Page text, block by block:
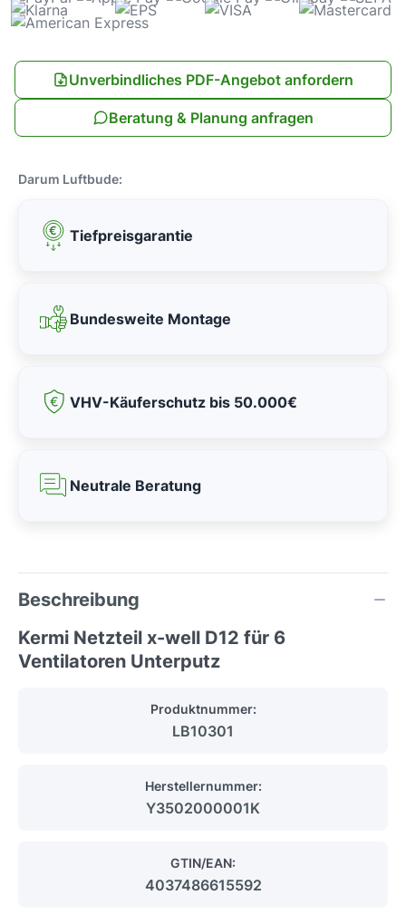
Unverbindliches PDF-Angebot anfordern
Beratung & Planung anfragen
Darum Luftbude:
Tiefpreisgarantie
Bundesweite Montage
VHV-Käuferschutz bis 50.000€
Neutrale Beratung
Beschreibung
Kermi Netzteil x-well D12 für 6
Ventilatoren Unterputz
Produktnummer:
LB10301
Herstellernummer:
Y3502000001K
GTIN/EAN:
4037486615592